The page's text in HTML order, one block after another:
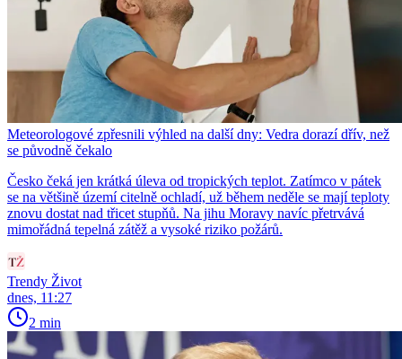
Meteorologové zpřesnili výhled na další dny: Vedra dorazí dřív, než
se původně čekalo
Česko čeká jen krátká úleva od tropických teplot. Zatímco v pátek
se na většině území citelně ochladí, už během neděle se mají teploty
znovu dostat nad třicet stupňů. Na jihu Moravy navíc přetrvává
mimořádná tepelná zátěž a vysoké riziko požárů.
Trendy Život
dnes, 11:27
2 min